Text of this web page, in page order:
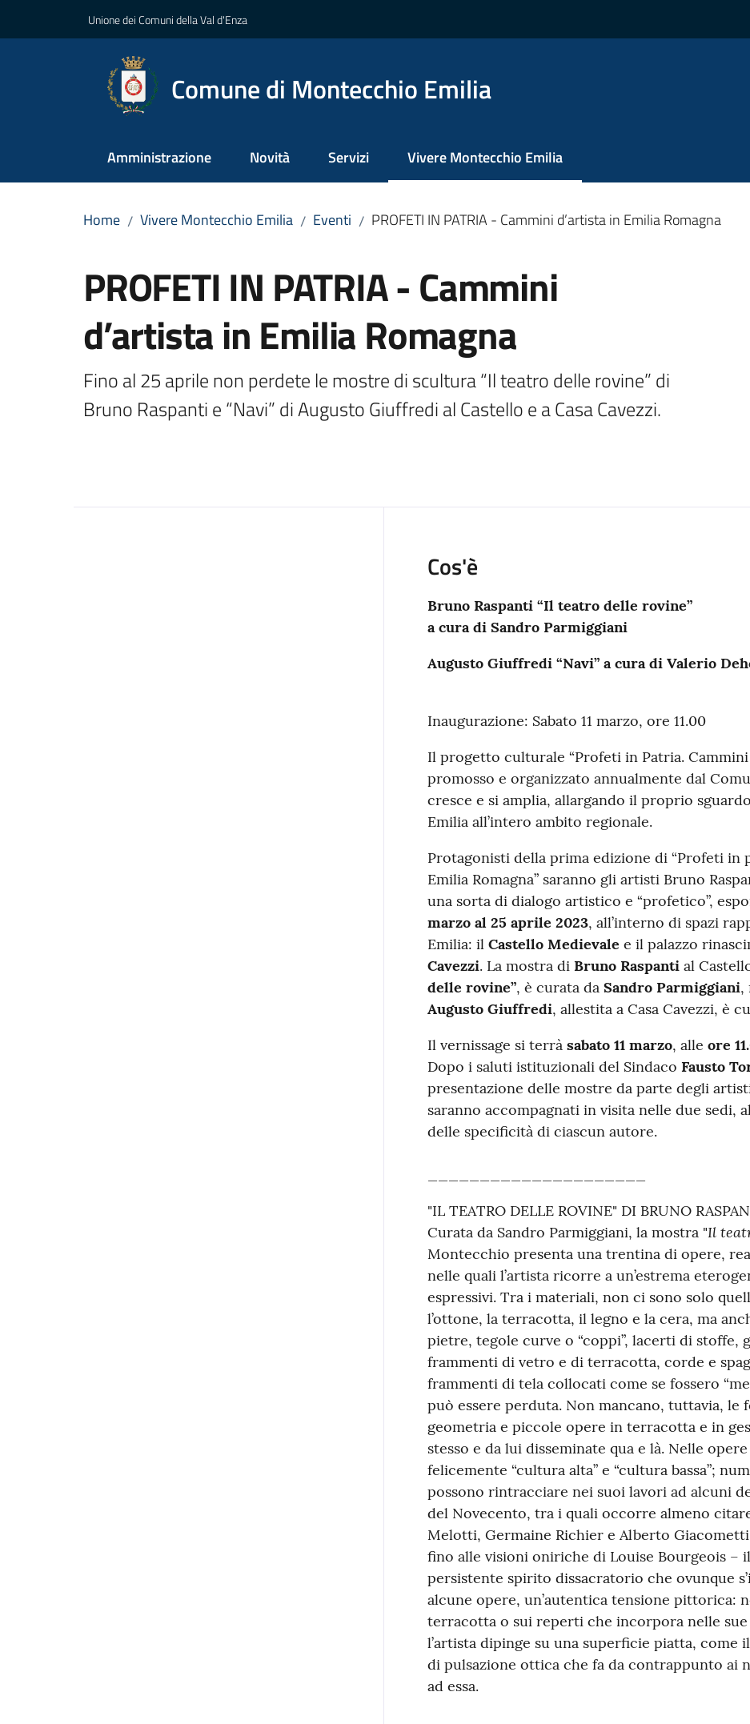
Unione dei Comuni della Val d'Enza
Comune di Montecchio Emilia
Amministrazione Novità Servizi Vivere Montecchio Emilia
Menu selezionato
Home / Vivere Montecchio Emilia / Eventi / PROFETI IN PATRIA - Cammini d’artista in Emilia Romagna
PROFETI IN PATRIA - Cammini
d’artista in Emilia Romagna
Fino al 25 aprile non perdete le mostre di scultura “Il teatro delle rovine” di
Bruno Raspanti e “Navi” di Augusto Giuffredi al Castello e a Casa Cavezzi.
Cos'è
Bruno Raspanti “Il teatro delle rovine”
a cura di Sandro Parmiggiani
Augusto Giuffredi “Navi” a cura di Valerio
Inaugurazione: Sabato 11 marzo, ore 11.00
Il progetto culturale “Profeti in Patria. Cammini
promosso e organizzato annualmente dal
cresce e si amplia, allargando il proprio
Emilia all’intero ambito regionale.
Protagonisti della prima edizione di “Profeti in
Emilia Romagna” saranno gli artisti Bruno
una sorta di dialogo artistico e “profetico”,
marzo al 25 aprile 2023, all’interno di spazi
Emilia: il Castello Medievale e il palazzo
Cavezzi. La mostra di Bruno Raspantial
delle rovine”, è curata da Sandro Parmiggiani,
Augusto Giuffredi, allestita a Casa Cavezzi, è
Il vernissage si terrà sabato 11 marzo, alle ore
Dopo i saluti istituzionali del Sindaco Fausto
presentazione delle mostre da parte degli
saranno accompagnati in visita nelle due sedi,
delle specificità di ciascun autore.
"IL TEATRO DELLE ROVINE" DI BRUNO
Curata da Sandro Parmiggiani, la mostra "Il
Montecchio presenta una trentina di opere,
nelle quali l’artista ricorre a un’estrema
espressivi. Tra i materiali, non ci sono solo
l’ottone, la terracotta, il legno e la cera, ma
pietre, tegole curve o “coppi”, lacerti di stoffe,
frammenti di vetro e di terracotta, corde e
frammenti di tela collocati come se fossero
può essere perduta. Non mancano, tuttavia, le
geometria e piccole opere in terracotta e in
stesso e da lui disseminate qua e là. Nelle
felicemente “cultura alta” e “cultura bassa”;
possono rintracciare nei suoi lavori ad alcuni
del Novecento, tra i quali occorre almeno
Melotti, Germaine Richier e Alberto
fino alle visioni oniriche di Louise Bourgeois –
persistente spirito dissacratorio che ovunque
alcune opere, un’autentica tensione pittorica:
terracotta o sui reperti che incorpora nelle sue
l’artista dipinge su una superficie piatta, come
di pulsazione ottica che fa da contrappunto ai
ad essa.